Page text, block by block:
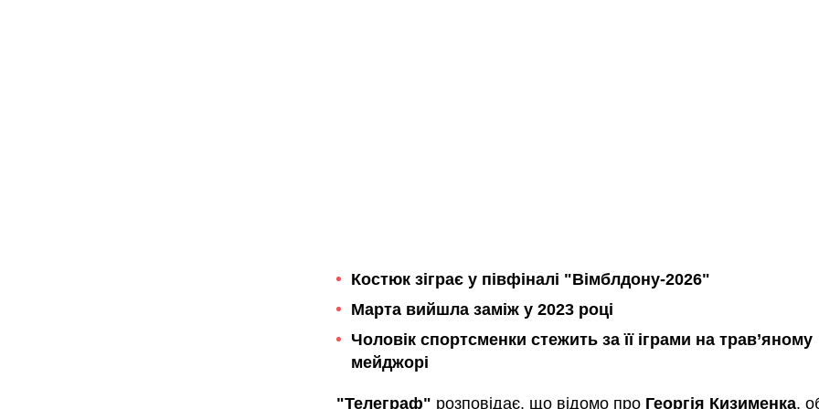
Костюк зіграє у півфіналі "Вімблдону-2026"
Марта вийшла заміж у 2023 році
Чоловік спортсменки стежить за її іграми на трав’яному
мейджорі
"Телеграф" розповідає, що відомо про Георгія Кизименка,